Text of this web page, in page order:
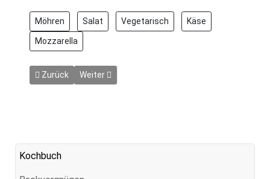
Möhren Salat Vegetarisch Käse
Mozzarella
Vorheriger Beitrag: Grüner Couscous-Salat
Zurück Nächster Beitrag: Weizen-Quarkküchlein
Weiter
Kochbuch